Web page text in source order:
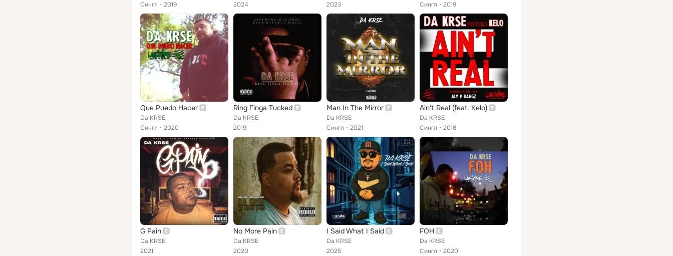
Сингл
2019
2024
2023
Сингл
2019
Que Puedo Hacer
Da KRSE
Сингл
2020
Ring Finga Tucked
Da KRSE
2019
Man In The Mirror
Da KRSE
Сингл
2021
Ain't Real (feat. Kelo)
Da KRSE
Сингл
2018
G Pain
Da KRSE
2021
No More Pain
Da KRSE
2020
I Said What I Said
Da KRSE
2025
FOH
Da KRSE
Сингл
2020